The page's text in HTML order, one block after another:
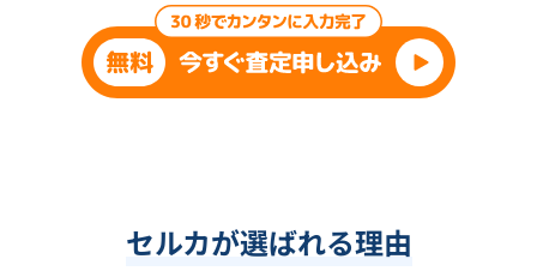
セルカが選ばれる理由